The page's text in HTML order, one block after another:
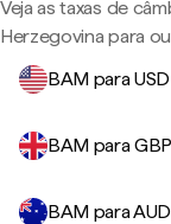
Veja as taxas de
Herzegovina para
BAM para USD
BAM para GBP
BAM para AUD